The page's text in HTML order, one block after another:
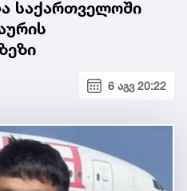
საქართველოში
6 აგვ 20:22